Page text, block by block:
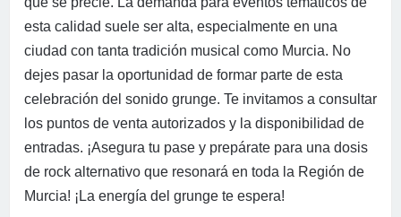
esta calidad suele ser alta, especialmente en una
ciudad con tanta tradición musical como Murcia. No
dejes pasar la oportunidad de formar parte de esta
celebración del sonido grunge. Te invitamos a consultar
los puntos de venta autorizados y la disponibilidad de
entradas. ¡Asegura tu pase y prepárate para una dosis
de rock alternativo que resonará en toda la Región de
Murcia! ¡La energía del grunge te espera!